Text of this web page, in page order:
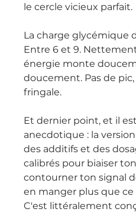
le cercle vicieux parfait.
La charge glycémique
Entre 6 et 9.
énergie monte
doucement. Pas de pic,
fringale.
Et dernier point, et il
anecdotique : la
des additifs et des
calibrés pour biaiser
contourner ton signal
en manger plus que
C'est littéralement